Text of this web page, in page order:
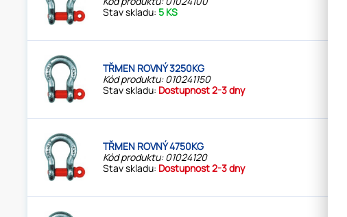
Stav skladu:5 KS
TŘMEN ROVNÝ 3250KG
Kód produktu: 010241150
Stav skladu: Dostupnost 2-3 dny
TŘMEN ROVNÝ 4750KG
Kód produktu: 01024120
Stav skladu: Dostupnost 2-3 dny